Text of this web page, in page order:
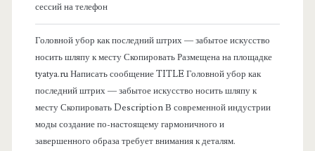
сессий на телефон
Головной убор как последний штрих — забытое искусство
носить шляпу к месту Скопировать Размещена на площадке
tyatya.ru Написать сообщение TITLE Головной убор как
последний штрих — забытое искусство носить шляпу к
месту Скопировать Description В современной индустрии
моды создание по-настоящему гармоничного и
завершенного образа требует внимания к деталям.